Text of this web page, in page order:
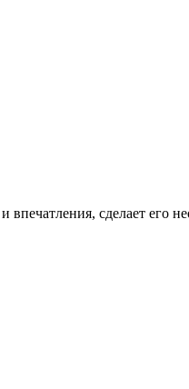
впечатления, сделает его